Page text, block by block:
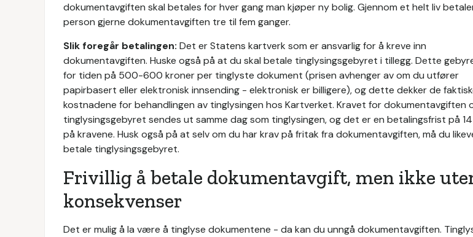
dokumentavgiften skal betales for hver gang man kjøper ny bolig. Gjennom et helt liv
person gjerne dokumentavgiften tre til fem ganger.
Slik foregår betalingen: Det er Statens kartverk som er ansvarlig for å kreve inn
dokumentavgiften. Huske også på at du skal betale tinglysingsgebyret i tillegg. Dette
for tiden på 500-600 kroner per tinglyste dokument (prisen avhenger av om du utfører
papirbasert eller elektronisk innsending - elektronisk er billigere), og dette dekker de
kostnadene for behandlingen av tinglysingen hos Kartverket. Kravet for dokumentavgiften
tinglysingsgebyret sendes ut samme dag som tinglysingen, og det er en betalingsfrist på
på kravene. Husk også på at selv om du har krav på fritak fra dokumentavgiften, må du
betale tinglysingsgebyret.
Frivillig å betale dokumentavgift, men ikke
konsekvenser
Det er mulig å la være å tinglyse dokumentene - da kan du unngå dokumentavgiften.